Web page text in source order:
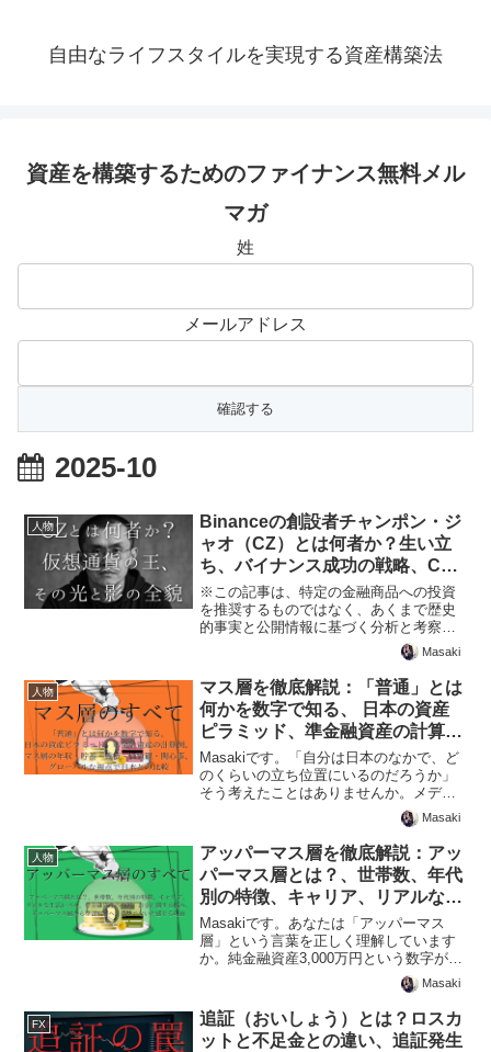
自由なライフスタイルを実現する資産構築法
資産を構築するためのファイナンス無料メル
マガ
姓
メールアドレス
2025-10
人物
Binanceの創設者チャンポン・ジ
ャオ（CZ）とは何者か？生い立
ち、バイナンス成功の戦略、CEO
辞任と収監、辞任後の活動内容
※この記事は、特定の金融商品への投資
を推奨するものではなく、あくまで歴史
的事実と公開情報に基づく分析と考察を
提供するものです。Masakiです。この記
事では、世界最大の仮想通貨取引所バイ
ナンスを創設し、業界の頂点に立ちなが
らも、法的な問題に...
Masaki
人物
マス層を徹底解説：「普通」とは
何かを数字で知る、 日本の資産
ピラミッド、準金融資産の計算
例、 マス層の年収・貯蓄・負
債・価値観・関心事、 グローバ
ルな視点で日本との比較
Masakiです。「自分は日本のなかで、ど
のくらいの立ち位置にいるのだろうか」
そう考えたことはありませんか。メディ
アでは「富裕層」や「FIRE」といった言
葉が頻繁に登場し、華やかなライフスタ
イルが紹介される一方で、多くの人々は
日々の生活費や...
Masaki
人物
アッパーマス層を徹底解説：アッ
パーマス層とは？、世帯数、年代
別の特徴、キャリア、リアルな生
活レベル、準金融資産の内訳、お
金に関する悩み、アッパーマス層
から準富裕層へ、豊かでないと感
Masakiです。あなたは「アッパーマス
層」という言葉を正しく理解しています
か。純金融資産3,000万円という数字が持
つ本当の意味をご存知でしょうか。日本
の約10世帯に1世帯が該当するとされる
「アッパーマス層」ですが、その実態は
意外なほど知...
Masaki
FX
追証（おいしょう）とは？ロスカ
ットと不足金との違い、追証発生